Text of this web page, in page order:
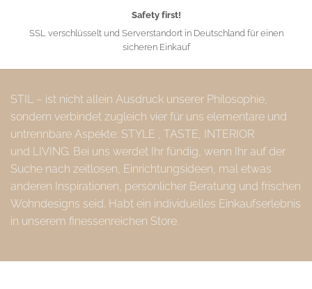
Safety first!
SSL verschlüsselt und Serverstandort in Deutschland für einen
sicheren Einkauf
STIL – ist nicht allein Ausdruck unserer Philosophie,
sondern verbindet zugleich vier für uns elementare und
untrennbare Aspekte: STYLE , TASTE, INTERIOR
und LIVING. Bei uns werdet Ihr fündig, wenn Ihr auf der
Suche nach zeitlosen, Einrichtungsideen, mal etwas
anderen Inspirationen, persönlicher Beratung und frischen
Wohndesigns seid. Habt ein individuelles Einkaufserlebnis
in unserem finessenreichen Store.